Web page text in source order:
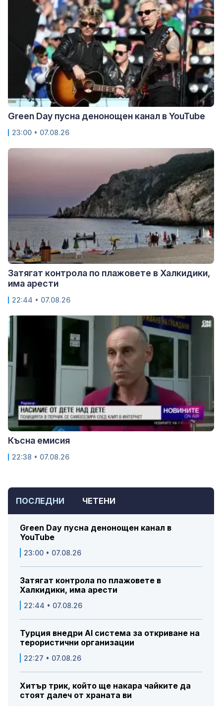
ПОСЛЕДНИ ЧЕТЕНИ
Green Day пусна денонощен канал в
YouTube
23:00 • 07.08.26
Затягат контрола по плажовете в
Халкидики, има арести
22:44 • 07.08.26
Турция внедри AI система за откриване на
терористични организации
22:27 • 07.08.26
Хитър трик, който ще накара чайките да
стоят далеч от храната ви
Green Day пусна денонощен канал в YouTube
23:00 • 07.08.26
Затягат контрола по плажовете в Халкидики,
има арести
22:44 • 07.08.26
Късна емисия
22:38 • 07.08.26